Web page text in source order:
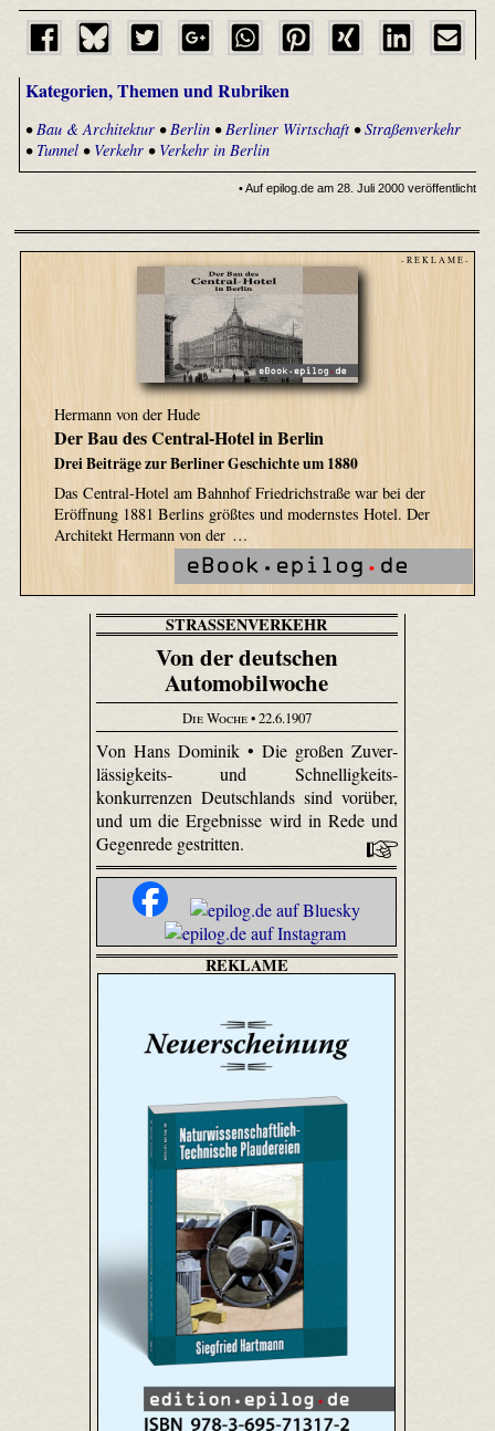
Kategorien, Themen und Rubriken
•Bau & Architektur•Berlin•Berliner Wirtschaft•Straßenverkehr
• Tunnel• Verkehr• Verkehr in Berlin
• Auf epilog.de am 28. Juli 2000 veröffentlicht
- R E K L A M E -
Hermann von der Hude
Der Bau des Central-Hotel in Berlin
Drei Beiträge zur Berliner Geschichte um 1880
Das Central-Hotel am Bahnhof Friedrichstraße war bei der
Eröffnung 1881 Berlins größtes und modernstes Hotel. Der
Architekt Hermann von der …
STRASSENVERKEHR
Von der deutschen
Automobilwoche
Die Woche• 22.6.1907
Von Hans Dominik • Die großen Zuver­
lässig­keits- und Schnellig­keits­
konkurrenzen Deutschlands sind vorüber,
und um die Ergebnisse wird in Rede und
Gegenrede gestritten.
REKLAME